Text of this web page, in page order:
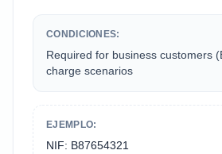
CONDICIONES:
Required for business customers
charge scenarios
EJEMPLO:
NIF: B87654321